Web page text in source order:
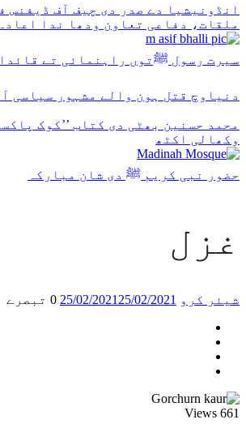
انڈونیشیا دے صدر دی چیف آف ڈیفنس
ملقات، دفاعی تعاون ودھا ندا اعادہ
سیرت رسول ﷺتوں راہنمائی تے
دنیاوچ قتل ہون والے مشہور سیاسی
محمد حسنین بھٹی دی کتاب ’’کوک
وکھالی اکٹھ
حضور نبی کریم ﷺ دی شان مبارکہ
غزل
شیئر کرو 25/02/2021 25/02/2021 0 تبصرے
Views 661